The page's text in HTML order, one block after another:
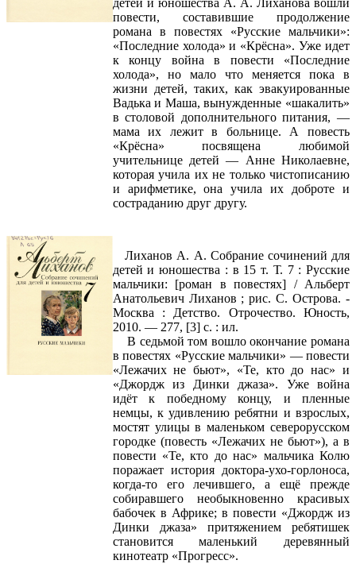
детей и юношества А. А. Лиханова вошли
повести, составившие продолжение
романа в повестях «Русские мальчики»:
«Последние холода» и «Крёсна». Уже идет
к концу война в повести «Последние
холода», но мало что меняется пока в
жизни детей, таких, как эвакуированные
Вадька и Маша, вынужденные «шакалить»
в столовой дополнительного питания, —
мама их лежит в больнице. А повесть
«Крёсна» посвящена любимой
учительнице детей — Анне Николаевне,
которая учила их не только чистописанию
и арифметике, она учила их доброте и
состраданию друг другу.
Лиханов А. А. Собрание сочинений для
детей и юношества : в 15 т. Т. 7 : Русские
мальчики: [роман в повестях] / Альберт
Анатольевич Лиханов ; рис. С. Острова. -
Москва : Детство. Отрочество. Юность,
2010. — 277, [3] с. : ил.
В седьмой том вошло окончание романа
в повестях «Русские мальчики» — повести
«Лежачих не бьют», «Те, кто до нас» и
«Джордж из Динки джаза». Уже война
идёт к победному концу, и пленные
немцы, к удивлению ребятни и взрослых,
мостят улицы в маленьком северорусском
городке (повесть «Лежачих не бьют»), а в
повести «Те, кто до нас» мальчика Колю
поражает история доктора-ухо-горлоноса,
когда-то его лечившего, а ещё прежде
собиравшего необыкновенно красивых
бабочек в Африке; в повести «Джордж из
Динки джаза» притяжением ребятишек
становится маленький деревянный
кинотеатр «Прогресс».